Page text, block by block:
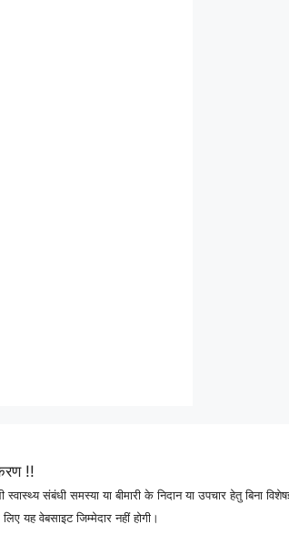
!!
संबंधी समस्या या बीमारी के निदान या उपचार हेतु बिना
यह वेबसाइट जिम्मेदार नहीं होगी।